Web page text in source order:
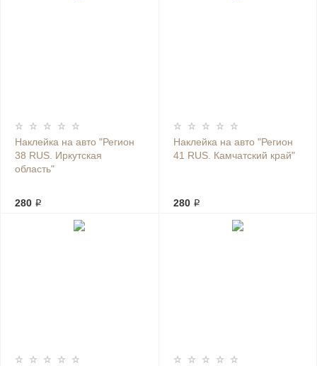
Наклейка на авто "Регион
38 RUS. Иркутская
область"
280 ₽
Наклейка на авто "Регион
41 RUS. Камчатский край"
280 ₽